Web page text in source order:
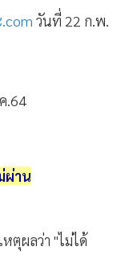
วันที่ 22 ก.พ.
.64
ผ่าน
ตุผลว่า "ไม่ได้